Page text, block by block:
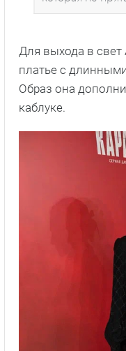
Для выхода в
платье с
Образ она
каблуке.